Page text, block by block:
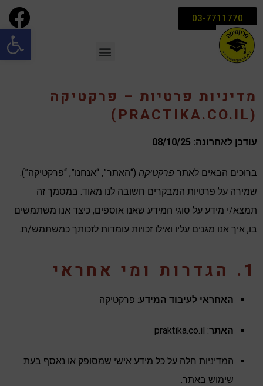
פתח
03-7711770
מדיניות פרטיות – פרקטיקה
(PRACTIKA.CO.IL)
עודכן לאחרונה: 08/10/25
ברוכים הבאים לאתר פרקטיקה (“האתר”, “אנחנו”, “פרקטיקה”).
שמירה על פרטיות המבקרים חשובה לנו מאוד. במסמך זה
תמצא/י מידע על סוגי המידע שאנו אוספים, כיצד אנו משתמשים
בו, איך אנו מגנים עליו ואילו זכויות עומדות לזכותך כמשתמש/ת.
1. הגדרות ומי אחראי
האחראי לעיבוד המידע: פרקטיקה
האתר: praktika.co.il
המדיניות חלה על כל מידע אישי שמסופק או נאסף בעת
שימוש באתר.